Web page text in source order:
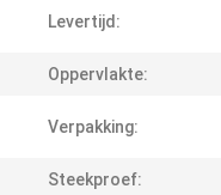
Levertijd:
Oppervlakte:
Verpakking:
Steekproef: